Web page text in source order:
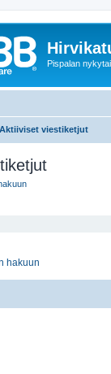
Pispalan
Aktiiviset viestiketjut
hakuun